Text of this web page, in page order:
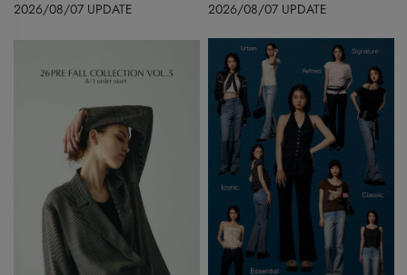
2026/08/07 UPDATE
2026/08/07 UPDATE